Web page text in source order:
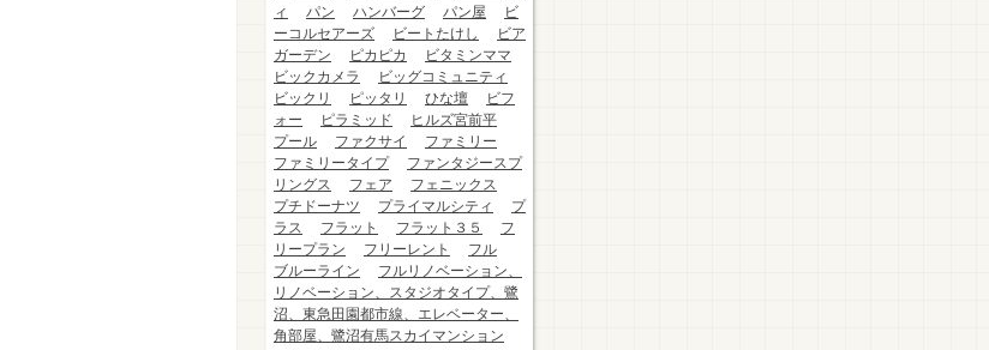
ィ
パン ハンバーグ パン屋
ビ
ーコルセアーズ
ビートたけし
ビア
ガーデン
ピカピカ
ビタミンママ
ビックカメラ
ビッグコミュニティ
ビックリ
ピッタリ ひな壇
ビフ
ォー
ピラミッド
ヒルズ宮前平
プール
ファクサイ
ファミリー
ファミリータイプ
ファンタジースプ
リングス
フェア
フェニックス
プチドーナツ
プライマルシティ
プ
ラス
フラット フラット３５
フ
リープラン
フリーレント
フル
ブルーライン
フルリノベーション、
リノベーション、スタジオタイプ、鷺
沼、東急田園都市線、エレベーター、
角部屋、鷺沼有馬スカイマンション